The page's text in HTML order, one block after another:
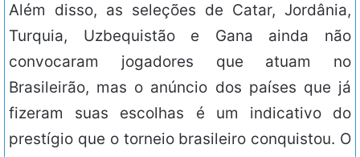
Além disso, as seleções de Catar, Jordânia,
Turquia, Uzbequistão e Gana ainda não
convocaram jogadores que atuam no
Brasileirão, mas o anúncio dos países que já
fizeram suas escolhas é um indicativo do
prestígio que o torneio brasileiro conquistou. O